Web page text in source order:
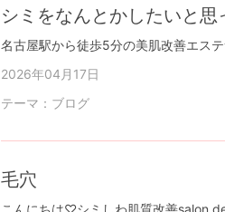
シミをなんとかしたいと思
2026年04月17日
テーマ： ブログ
毛穴